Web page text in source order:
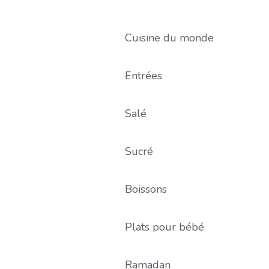
Cuisine du monde
Entrées
Salé
Sucré
Boissons
Plats pour bébé
Ramadan